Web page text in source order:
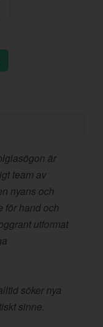
är
team av
nyans och
för hand och
utformat
söker nya
sinne.